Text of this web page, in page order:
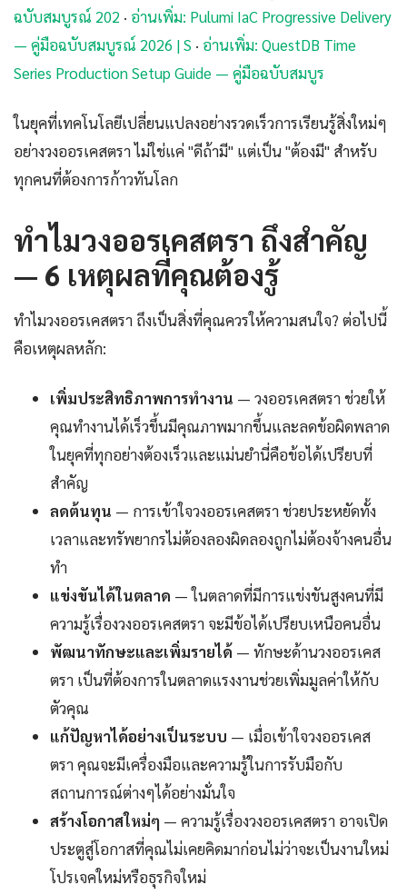
ฉบับสมบูรณ์ 202 · อ่านเพิ่ม: Pulumi IaC Progressive Delivery
— คู่มือฉบับสมบูรณ์ 2026 | S · อ่านเพิ่ม: QuestDB Time
Series Production Setup Guide — คู่มือฉบับสมบูร
ในยุคที่เทคโนโลยีเปลี่ยนแปลงอย่างรวดเร็วการเรียนรู้สิ่งใหม่ๆ
อย่างวงออรเคสตรา ไม่ใช่แค่ "ดีถ้ามี" แต่เป็น "ต้องมี" สำหรับ
ทุกคนที่ต้องการก้าวทันโลก
ทำไมวงออรเคสตรา ถึงสำคัญ
— 6 เหตุผลที่คุณต้องรู้
ทำไมวงออรเคสตรา ถึงเป็นสิ่งที่คุณควรให้ความสนใจ? ต่อไปนี้
คือเหตุผลหลัก:
เพิ่มประสิทธิภาพการทำงาน — วงออรเคสตรา ช่วยให้
คุณทำงานได้เร็วขึ้นมีคุณภาพมากขึ้นและลดข้อผิดพลาด
ในยุคที่ทุกอย่างต้องเร็วและแม่นยำนี่คือข้อได้เปรียบที่
สำคัญ
ลดต้นทุน — การเข้าใจวงออรเคสตรา ช่วยประหยัดทั้ง
เวลาและทรัพยากรไม่ต้องลองผิดลองถูกไม่ต้องจ้างคนอื่น
ทำ
แข่งขันได้ในตลาด — ในตลาดที่มีการแข่งขันสูงคนที่มี
ความรู้เรื่องวงออรเคสตรา จะมีข้อได้เปรียบเหนือคนอื่น
พัฒนาทักษะและเพิ่มรายได้ — ทักษะด้านวงออรเคส
ตรา เป็นที่ต้องการในตลาดแรงงานช่วยเพิ่มมูลค่าให้กับ
ตัวคุณ
แก้ปัญหาได้อย่างเป็นระบบ — เมื่อเข้าใจวงออรเคส
ตรา คุณจะมีเครื่องมือและความรู้ในการรับมือกับ
สถานการณ์ต่างๆได้อย่างมั่นใจ
สร้างโอกาสใหม่ๆ — ความรู้เรื่องวงออรเคสตรา อาจเปิด
ประตูสู่โอกาสที่คุณไม่เคยคิดมาก่อนไม่ว่าจะเป็นงานใหม่
โปรเจคใหม่หรือธุรกิจใหม่